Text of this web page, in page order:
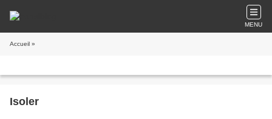
MENU
Accueil »
Isoler